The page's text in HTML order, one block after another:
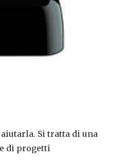
Si tratta di una
di progetti